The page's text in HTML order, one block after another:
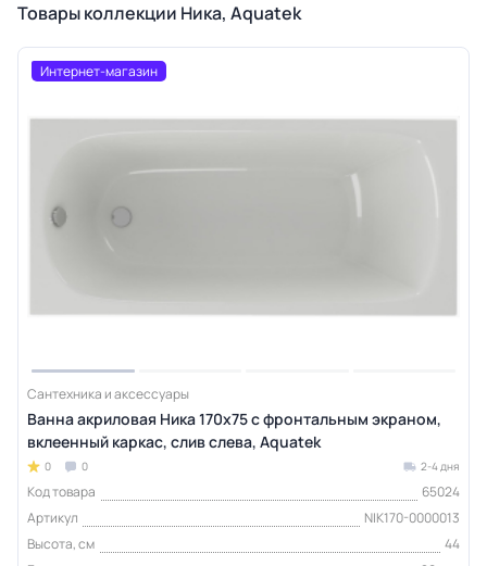
Товары коллекции Ника, Aquatek
Интернет-магазин
Сантехника и аксессуары
Ванна акриловая Ника 170х75 с фронтальным экраном,
вклеенный каркас, слив слева, Aquatek
0 0 2-4 дня
Код товара
65024
Артикул
NIK170-0000013
Высота, см
44